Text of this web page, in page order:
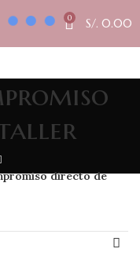
0 S/. 0.00
directo de